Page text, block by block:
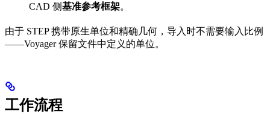
CAD 侧基准参考框架。
由于 STEP 携带原生单位和精确几何，导入时不需要输入比例
——Voyager 保留文件中定义的单位。
工作流程